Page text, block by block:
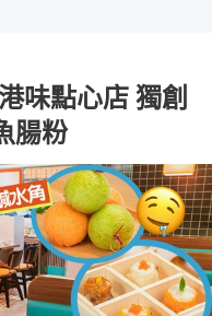
味點心店 獨創
腸粉